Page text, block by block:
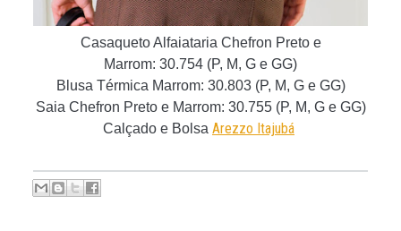
Casaqueto Alfaiataria Chefron Preto e
Marrom: 30.754 (P, M, G e GG)
Blusa Térmica Marrom: 30.803 (P, M, G e GG)
Saia Chefron Preto e Marrom: 30.755 (P, M, G e GG)
Calçado e Bolsa Arezzo Itajubá